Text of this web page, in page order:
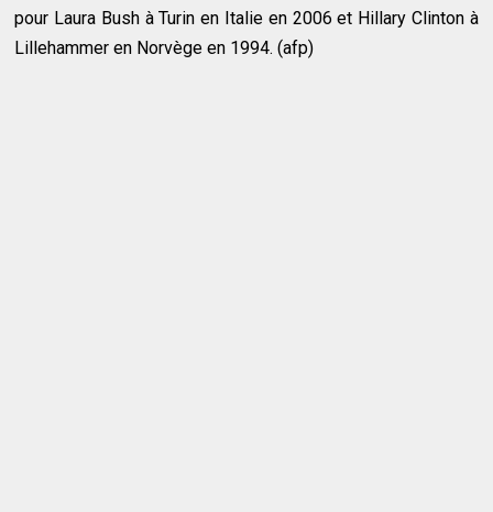
pour Laura Bush à Turin en Italie en 2006 et Hillary Clinton à
Lillehammer en Norvège en 1994. (afp)